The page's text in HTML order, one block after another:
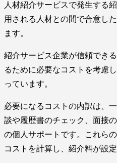
人材紹介サービスで発生する
用される人材との間で合意し
ます。
紹介サービス企業が信頼でき
るために必要なコストを考慮
っています。
必要になるコストの内訳は、
談や履歴書のチェック、面接
の個人サポートです。これら
コストを計算し、紹介料が設